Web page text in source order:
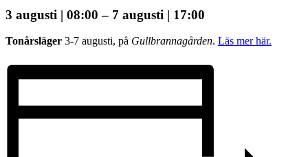
3 augusti | 08:00 – 7 augusti | 17:00
Tonårsläger 3-7 augusti, på Gullbrannagården. Läs mer här.